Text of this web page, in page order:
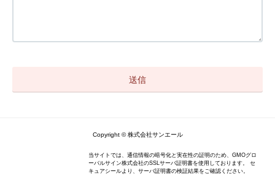
Copyright © 株式会社サンエール
当サイトでは、通信情報の暗号化と実在性の証明のため、GMOグロ
ーバルサイン株式会社のSSLサーバ証明書を使用しております。 セ
キュアシールより、サーバ証明書の検証結果をご確認ください。